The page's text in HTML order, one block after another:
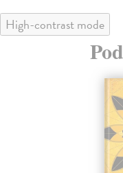
High-contrast mode